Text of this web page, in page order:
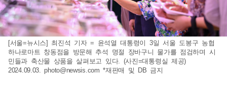
[서울=뉴시스] 최진석 기자 = 윤석열 대통령이 3일 서울 도봉구 농협
하나로마트 창동점을 방문해 추석 명절 장바구니 물가를 점검하며 시
민들과 축산물 상품을 살펴보고 있다. (사진=대통령실 제공)
2024.09.03.photo@newsis.com *재판매 및 DB 금지